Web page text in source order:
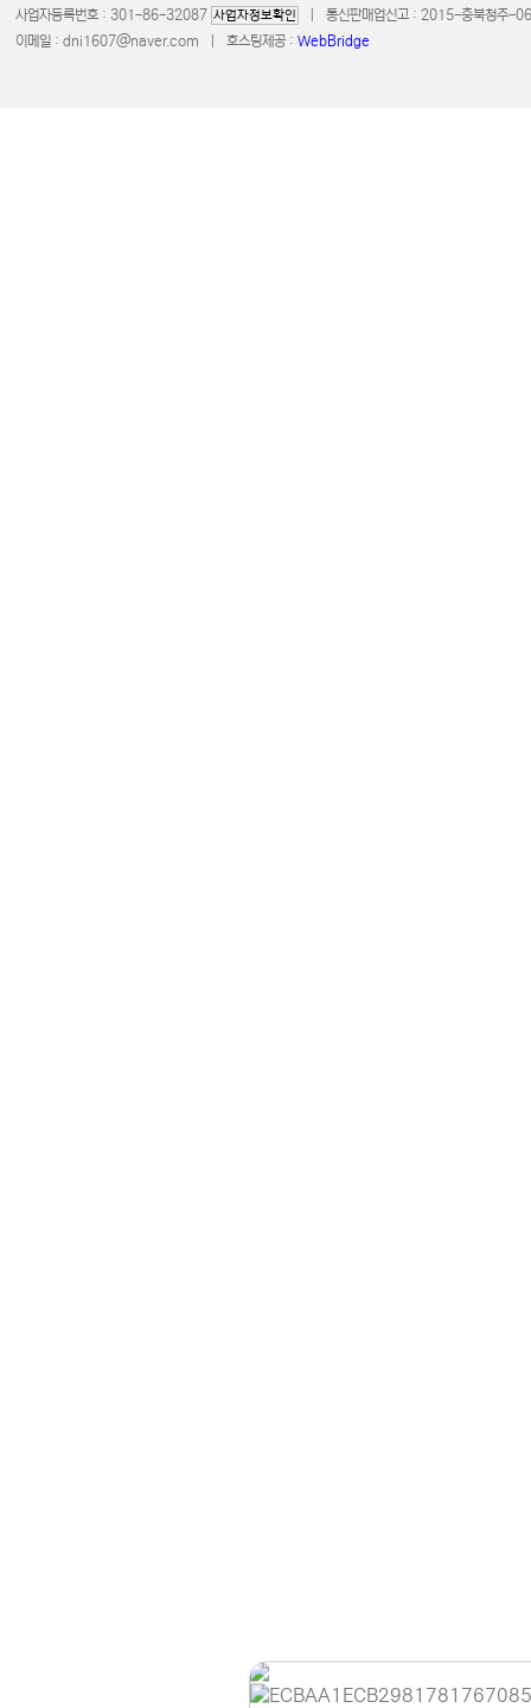
사업자등록번호 : 301-86-32087 사업자정보확인
| 통신판매업신고 : 2015-충북청
이메일 : dni1607@naver.com | 호스팅제공 : WebBridge